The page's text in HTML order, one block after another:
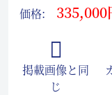
価格: 335,000
掲載画像と同
じ